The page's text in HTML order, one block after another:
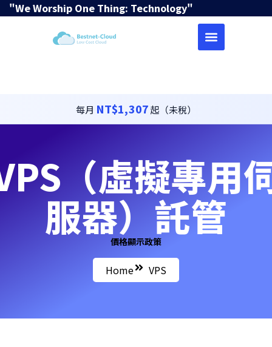
"We Worship One Thing: Technology"
每月 NT$1,307起（未稅）
（虛擬專用
服器）託管
價格顯示政策
Home VPS